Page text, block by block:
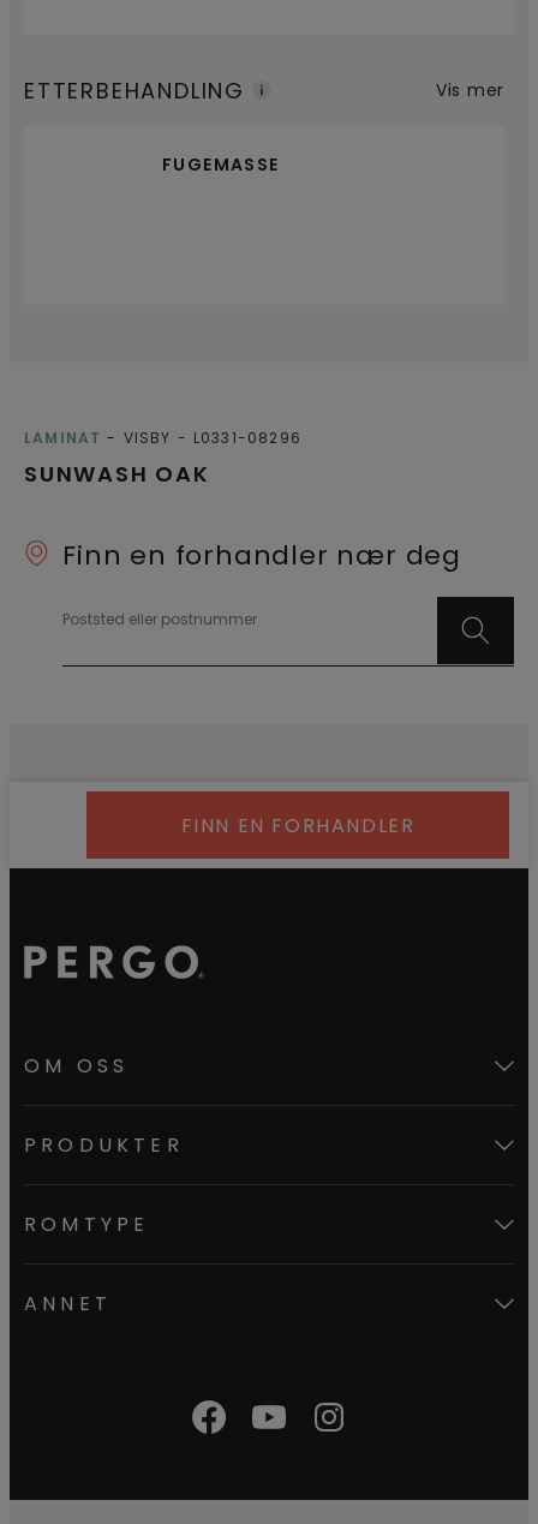
ETTERBEHANDLING
FUGEMASSE
Vis mer
SUNWASH OAK
LAMINAT VISBY L0331-08296
Finn en forhandler nær deg
Poststed eller postnummer
FINN EN FORHANDLER
OM OSS
PRODUKTER
ROMTYPE
ANNET